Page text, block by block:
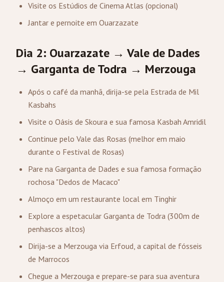
Visite os Estúdios de Cinema Atlas (opcional)
Jantar e pernoite em Ouarzazate
Dia 2: Ouarzazate → Vale de Dades
→ Garganta de Todra → Merzouga
Após o café da manhã, dirija-se pela Estrada de Mil
Kasbahs
Visite o Oásis de Skoura e sua famosa Kasbah Amridil
Continue pelo Vale das Rosas (melhor em maio
durante o Festival de Rosas)
Pare na Garganta de Dades e sua famosa formação
rochosa "Dedos de Macaco"
Almoço em um restaurante local em Tinghir
Explore a espetacular Garganta de Todra (300m de
penhascos altos)
Dirija-se a Merzouga via Erfoud, a capital de fósseis
de Marrocos
Chegue a Merzouga e prepare-se para sua aventura